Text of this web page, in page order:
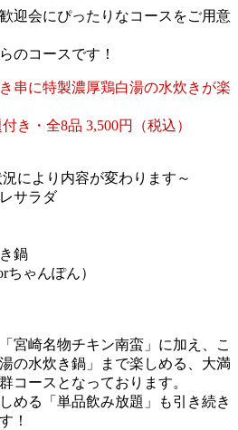
迎会にぴったりなコースをご用意
のコースです！
串に特製濃厚鶏白湯の水炊きが楽
き・全8品 3,500円（税込）
により内容が変わります～
サラダ
鍋
ちゃんぽん）
宮崎名物チキン南蛮」に加え、こ
の水炊き鍋」まで楽しめる、大満
コースとなっております。
める「単品飲み放題」も引き続き
！